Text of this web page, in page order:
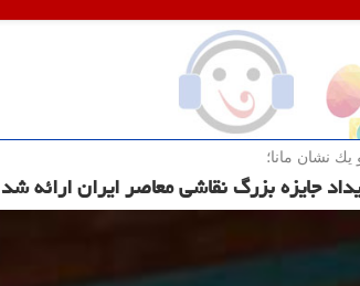
نشان مانا؛
جایزه بزرگ نقاشی معاصر ایران ارائه شد